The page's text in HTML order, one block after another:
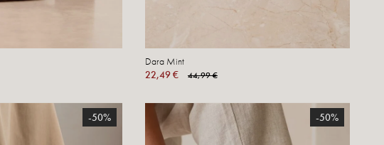
Dara Mint
22,49 €
44,99 €
-50% -50%